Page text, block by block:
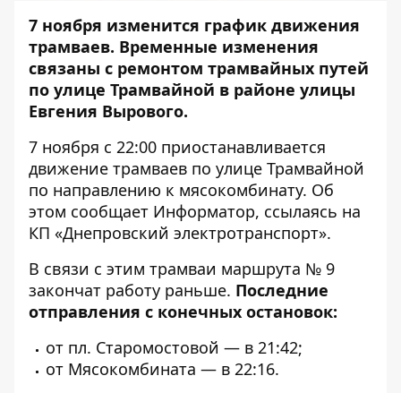
7 ноября изменится график движения
трамваев. Временные изменения
связаны с ремонтом трамвайных путей
по улице Трамвайной в районе улицы
Евгения Вырового.
7 ноября с 22:00 приостанавливается
движение трамваев по улице Трамвайной
по направлению к мясокомбинату. Об
этом сообщает Информатор, ссылаясь на
КП «Днепровский электротранспорт».
В связи с этим трамваи маршрута № 9
закончат работу раньше. Последние
отправления с конечных остановок:
от пл. Старомостовой — в 21:42;
от Мясокомбината — в 22:16.